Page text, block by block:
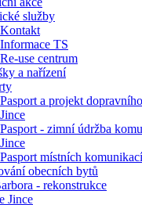
služby
Kontakt
Informace TS
Re-use centrum
a nařízení
Pasport a projekt
Jince
Pasport - zimní údržba
Jince
Pasport místních
obecních bytů
- rekonstrukce
Jince